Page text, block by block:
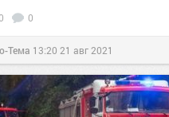
0
Тема 13:20 21 авг 2021